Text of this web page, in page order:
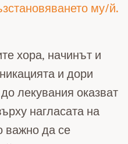
му/й.
хора, начинът и
и дори
лекувания оказват
нагласата на
важно да се